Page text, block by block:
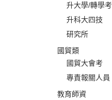
升大學/轉學考
升科大四技
研究所
國貿類
國貿大會考
專責報關人員
教育師資